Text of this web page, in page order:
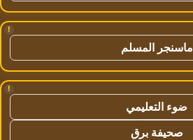
!
ماسنجر المسلم
!
ضوء التعليمي
صحيفة برق